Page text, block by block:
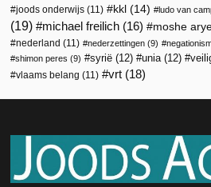
joods onderwijs (11) kkl (14) ludo van
(19)
michael freilich (16) moshe
nederland (11) nederzettingen (9)
shimon peres (9) syrië (12) unia (12)
vlaams belang (11) vrt (18)